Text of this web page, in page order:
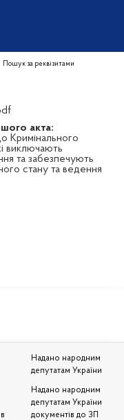
Пошук за реквізитами
акта:
Кримінального
виключають
та забезпечують
стану та ведення
Надано народним
депутатам України
Надано народним
депутатам України
документів до ЗП